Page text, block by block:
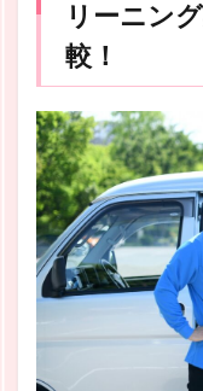
リーニン
較！